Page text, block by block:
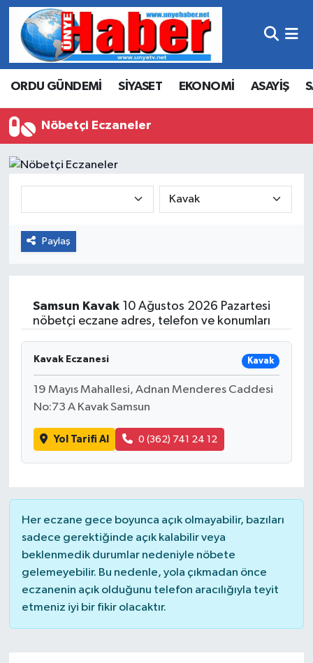
ORDU GÜNDEMİ SİYASET EKONOMİ ASAYİŞ
Nöbetçi Eczaneler
Paylaş
Samsun Kavak10 Ağustos 2026 Pazartesi
nöbetçi eczane adres, telefon ve konumları
Kavak Eczanesi Kavak
19 Mayıs Mahallesi, Adnan Menderes Caddesi
No:73 A Kavak Samsun
Yol Tarifi Al 0 (362) 741 24 12
Her eczane gece boyunca açık olmayabilir, bazıları
sadece gerektiğinde açık kalabilir veya
beklenmedik durumlar nedeniyle nöbete
gelemeyebilir. Bu nedenle, yola çıkmadan önce
eczanenin açık olduğunu telefon aracılığıyla teyit
etmeniz iyi bir fikir olacaktır.
Hava Durumu
Trafik Durumu
Süper Lig Puan Durumu ve Fikstür
Tüm Manşetler
Son Dakika Haberleri
Haber Arşivi